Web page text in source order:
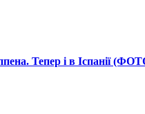
Тепер і в Іспанії